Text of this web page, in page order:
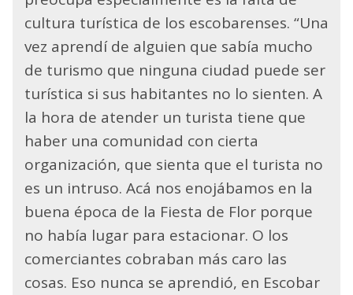
cultura turística de los escobarenses. “Una
vez aprendí de alguien que sabía mucho
de turismo que ninguna ciudad puede ser
turística si sus habitantes no lo sienten. A
la hora de atender un turista tiene que
haber una comunidad con cierta
organización, que sienta que el turista no
es un intruso. Acá nos enojábamos en la
buena época de la Fiesta de Flor porque
no había lugar para estacionar. O los
comerciantes cobraban más caro las
cosas. Eso nunca se aprendió, en Escobar